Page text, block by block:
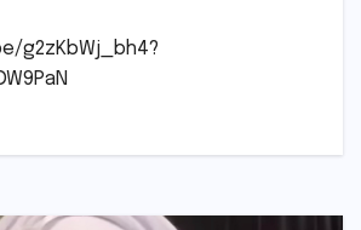
g2zKbWj_bh4?